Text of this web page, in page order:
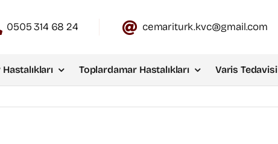
0505 314 68 24 cemariturk.kvc@gmail.com
Toplardamar Hastalıkları Varis Tedavisi